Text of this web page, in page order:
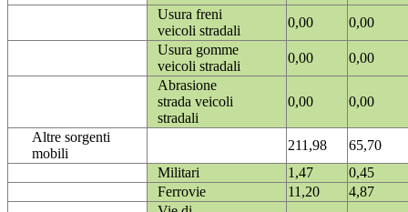
Usura freni
veicoli stradali
0,00
0,00
Usura gomme
veicoli stradali
0,00
0,00
Abrasione
strada veicoli
stradali
0,00 0,00
Altre sorgenti
mobili
211,98
65,70
Militari
1,47
0,45
Ferrovie
11,20
4,87